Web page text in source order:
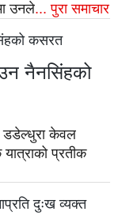
उनले... पुरा समाचार
नैनसिंहको
डडेल्धुरा केवल
प्रतीक